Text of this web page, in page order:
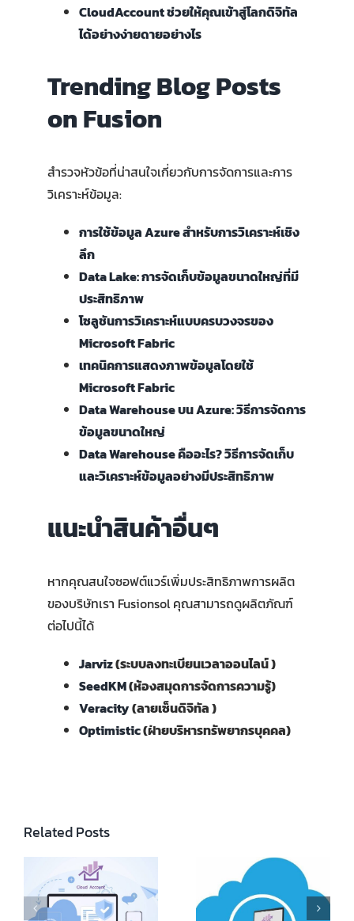
CloudAccount ช่วยให้คุณเข้าสู่โลกดิจิทัล
ได้อย่างง่ายดายอย่างไร
Trending Blog Posts
on Fusion
สำรวจหัวข้อที่น่าสนใจเกี่ยวกับการจัดการและการ
วิเคราะห์ข้อมูล:
การใช้ข้อมูล Azure สำหรับการวิเคราะห์เชิง
ลึก
Data Lake: การจัดเก็บข้อมูลขนาดใหญ่ที่มี
ประสิทธิภาพ
โซลูชันการวิเคราะห์แบบครบวงจรของ
Microsoft Fabric
เทคนิคการแสดงภาพข้อมูลโดยใช้
Microsoft Fabric
Data Warehouse บน Azure: วิธีการจัดการ
ข้อมูลขนาดใหญ่
Data Warehouse คืออะไร? วิธีการจัดเก็บ
และวิเคราะห์ข้อมูลอย่างมีประสิทธิภาพ
แนะนำสินค้าอื่นๆ
หากคุณสนใจซอฟต์แวร์เพิ่มประสิทธิภาพการผลิต
ของบริษัทเรา Fusionsol คุณสามารถดูผลิตภัณฑ์
ต่อไปนี้ได้
Jarviz(ระบบลงทะเบียนเวลาออนไลน์ )
SeedKM(ห้องสมุดการจัดการความรู้)
Veracity(ลายเซ็นดิจิทัล )
Optimistic(ฝ่ายบริหารทรัพยากรบุคคล)
Related Posts
How Much Does
Cloud Accounting
Online Accounting
Program
Comparison:
Cloud Accounting